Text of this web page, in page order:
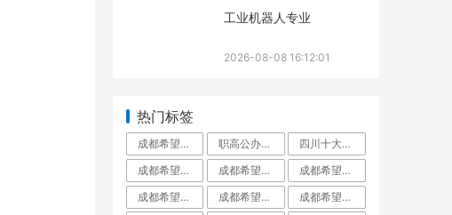
工业机器人专业
2026-08-08 16:12:01
热门标签
成都希望职业学校百度百科_成都希望职业学校官网 职高公办好还是民办好_职高公办好还是私立好呢
四川十大最好的职业学校四川十大职高学校排_四川十大最好的职业学校民办
成都希望职业学校是公立还是私立_成都希望职业学校到底有多坑
成都希望职业学校升学率如何就业保障_成都希望职业学校招生学费
成都希望学校是公办还是民办_成都希望学校百度百科
成都希望职业学校口碑好不好_成都希望职业学校民办
成都希望职业学校到底有多坑郫县希望职校坑_成都希望职业学校烹饪专业
成都希望职业学校有普高班吗_成都希望职业学校招生网